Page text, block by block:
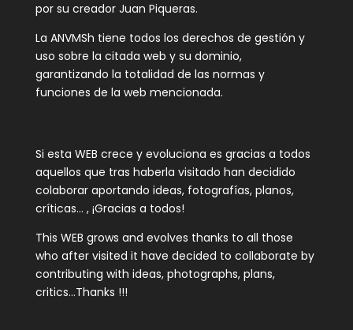
por su creador Juan Piqueras.
La ANVMSh tiene todos los derechos de gestión y
uso sobre la citada web y su dominio,
garantizando la totalidad de las normas y
funciones de la web mencionada.
Si esta WEB crece y evoluciona es gracias a todos
aquellos que tras haberla visitado han decidido
colaborar aportando ideas, fotografías, planos,
críticas… , ¡Gracias a todos!
This WEB grows and evolves thanks to all those
who after visited it have decided to collaborate by
contributing with ideas, photographs, plans,
critics…Thanks !!!